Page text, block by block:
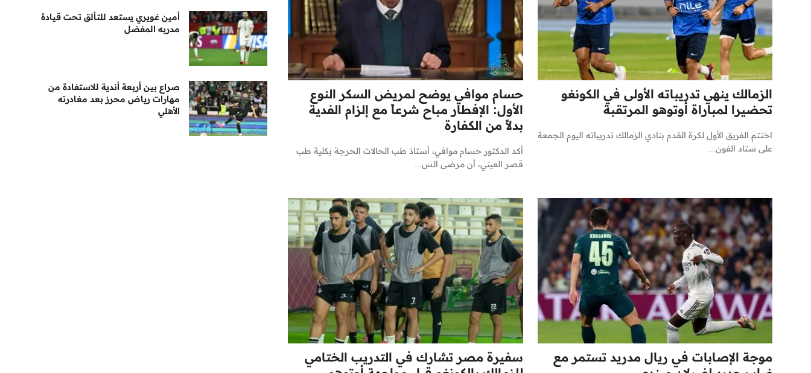
الزمالك ينهي تدريباته الأولى في الكونغو
تحضيرا لمباراة أوتوهو المرتقبة
اختتم الفريق الأول لكرة القدم بنادي الزمالك تدريباته اليوم الجمعة
على ستاد الفون...
حسام موافي يوضح لمريض السكر النوع
الأول: الإفطار مباح شرعاً مع إلزام الفدية
بدلاً من الكفارة
أكد الدكتور حسام موافي، أستاذ طب الحالات الحرجة بكلية طب
قصر العيني، أن مرضى الس...
موجة الإصابات في ريال مدريد تستمر مع
سفيرة مصر تشارك في التدريب الختامي
أمين غويري يستعد للتألق تحت قيادة
مدربه المفضل
صراع بين أربعة أندية للاستفادة من
مهارات رياض محرز بعد مغادرته
الأهلي